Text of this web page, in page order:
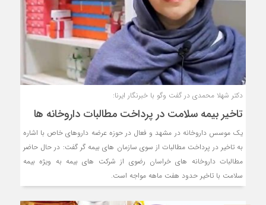
دکتر شهلا محمدی در گفت وگو با خبرنگار ایرنا:
تاخیر بیمه سلامت در پرداخت مطالبات داروخانه ها
یک موسس داروخانه در مشهد و فعال در حوزه عرضه داروهای خاص با اشاره
به تاخیر در پرداخت مطالبات از سوی سازمان های بیمه گر گفت: در حال حاضر
مطالبات داروخانه های خراسان رضوی از شرکت های بیمه به ویژه بیمه
سلامت با تاخیر حدود هفت ماهه مواجه است.